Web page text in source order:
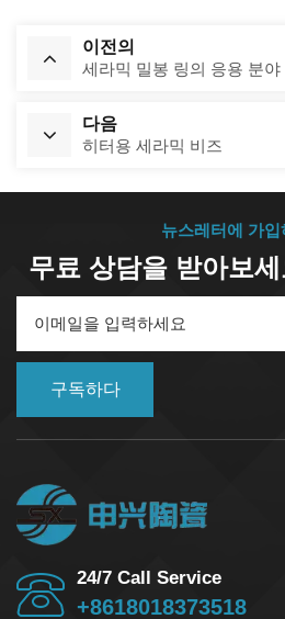
이전의
세라믹 밀봉 링의 응용 분야
다음
히터용 세라믹 비즈
뉴스레터에 가입
무료 상담을 받아보
구독하다
24/7 Call Service
+8618018373518